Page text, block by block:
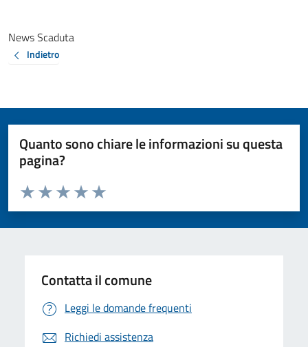
News Scaduta
Indietro
Quanto sono chiare le informazioni su questa
pagina?
Valuta da 1 a 5 stelle la pagina
Valuta 5 stelle su 5
Valuta 4 stelle su 5
Valuta 3 stelle su 5
Valuta 2 stelle su 5
Valuta 1 stelle su 5
Contatta il comune
Leggi le domande frequenti
Richiedi assistenza